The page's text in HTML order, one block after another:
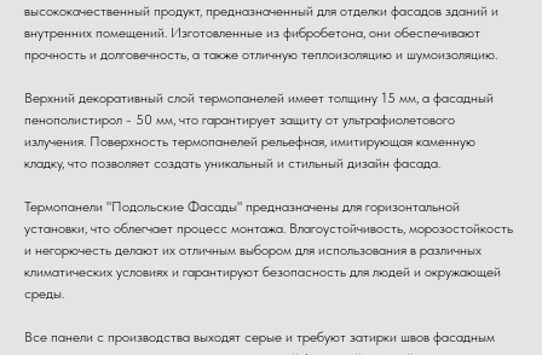
высококачественный продукт, предназначенный для отделки фасадов зданий и
внутренних помещений. Изготовленные из фибробетона, они обеспечивают
прочность и долговечность, а также отличную теплоизоляцию и шумоизоляцию.
Верхний декоративный слой термопанелей имеет толщину 15 мм, а фасадный
пенополистирол - 50 мм, что гарантирует защиту от ультрафиолетового
излучения. Поверхность термопанелей рельефная, имитирующая каменную
кладку, что позволяет создать уникальный и стильный дизайн фасада.
Термопанели "Подольские Фасады" предназначены для горизонтальной
установки, что облегчает процесс монтажа. Влагоустойчивость, морозостойкость
и негорючесть делают их отличным выбором для использования в различных
климатических условиях и гарантируют безопасность для людей и окружающей
среды.
Все панели с производства выходят серые и требуют затирки швов фасадным